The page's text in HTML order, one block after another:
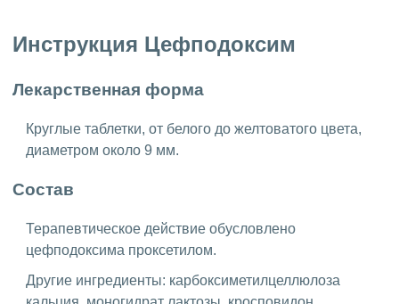
Инструкция Цефподоксим
Лекарственная форма
Круглые таблетки, от белого до желтоватого цвета,
диаметром около 9 мм.
Состав
Терапевтическое действие обусловлено
цефподоксима проксетилом.
Другие ингредиенты: карбоксиметилцеллюлоза